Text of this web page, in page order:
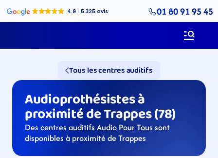
01 80 91 95 45
Tous les centres auditifs
Audioprothésistes à
proximité de Trappes (78)
Des centres auditifs Audio Pour Tous sont
disponibles à proximité de Trappes